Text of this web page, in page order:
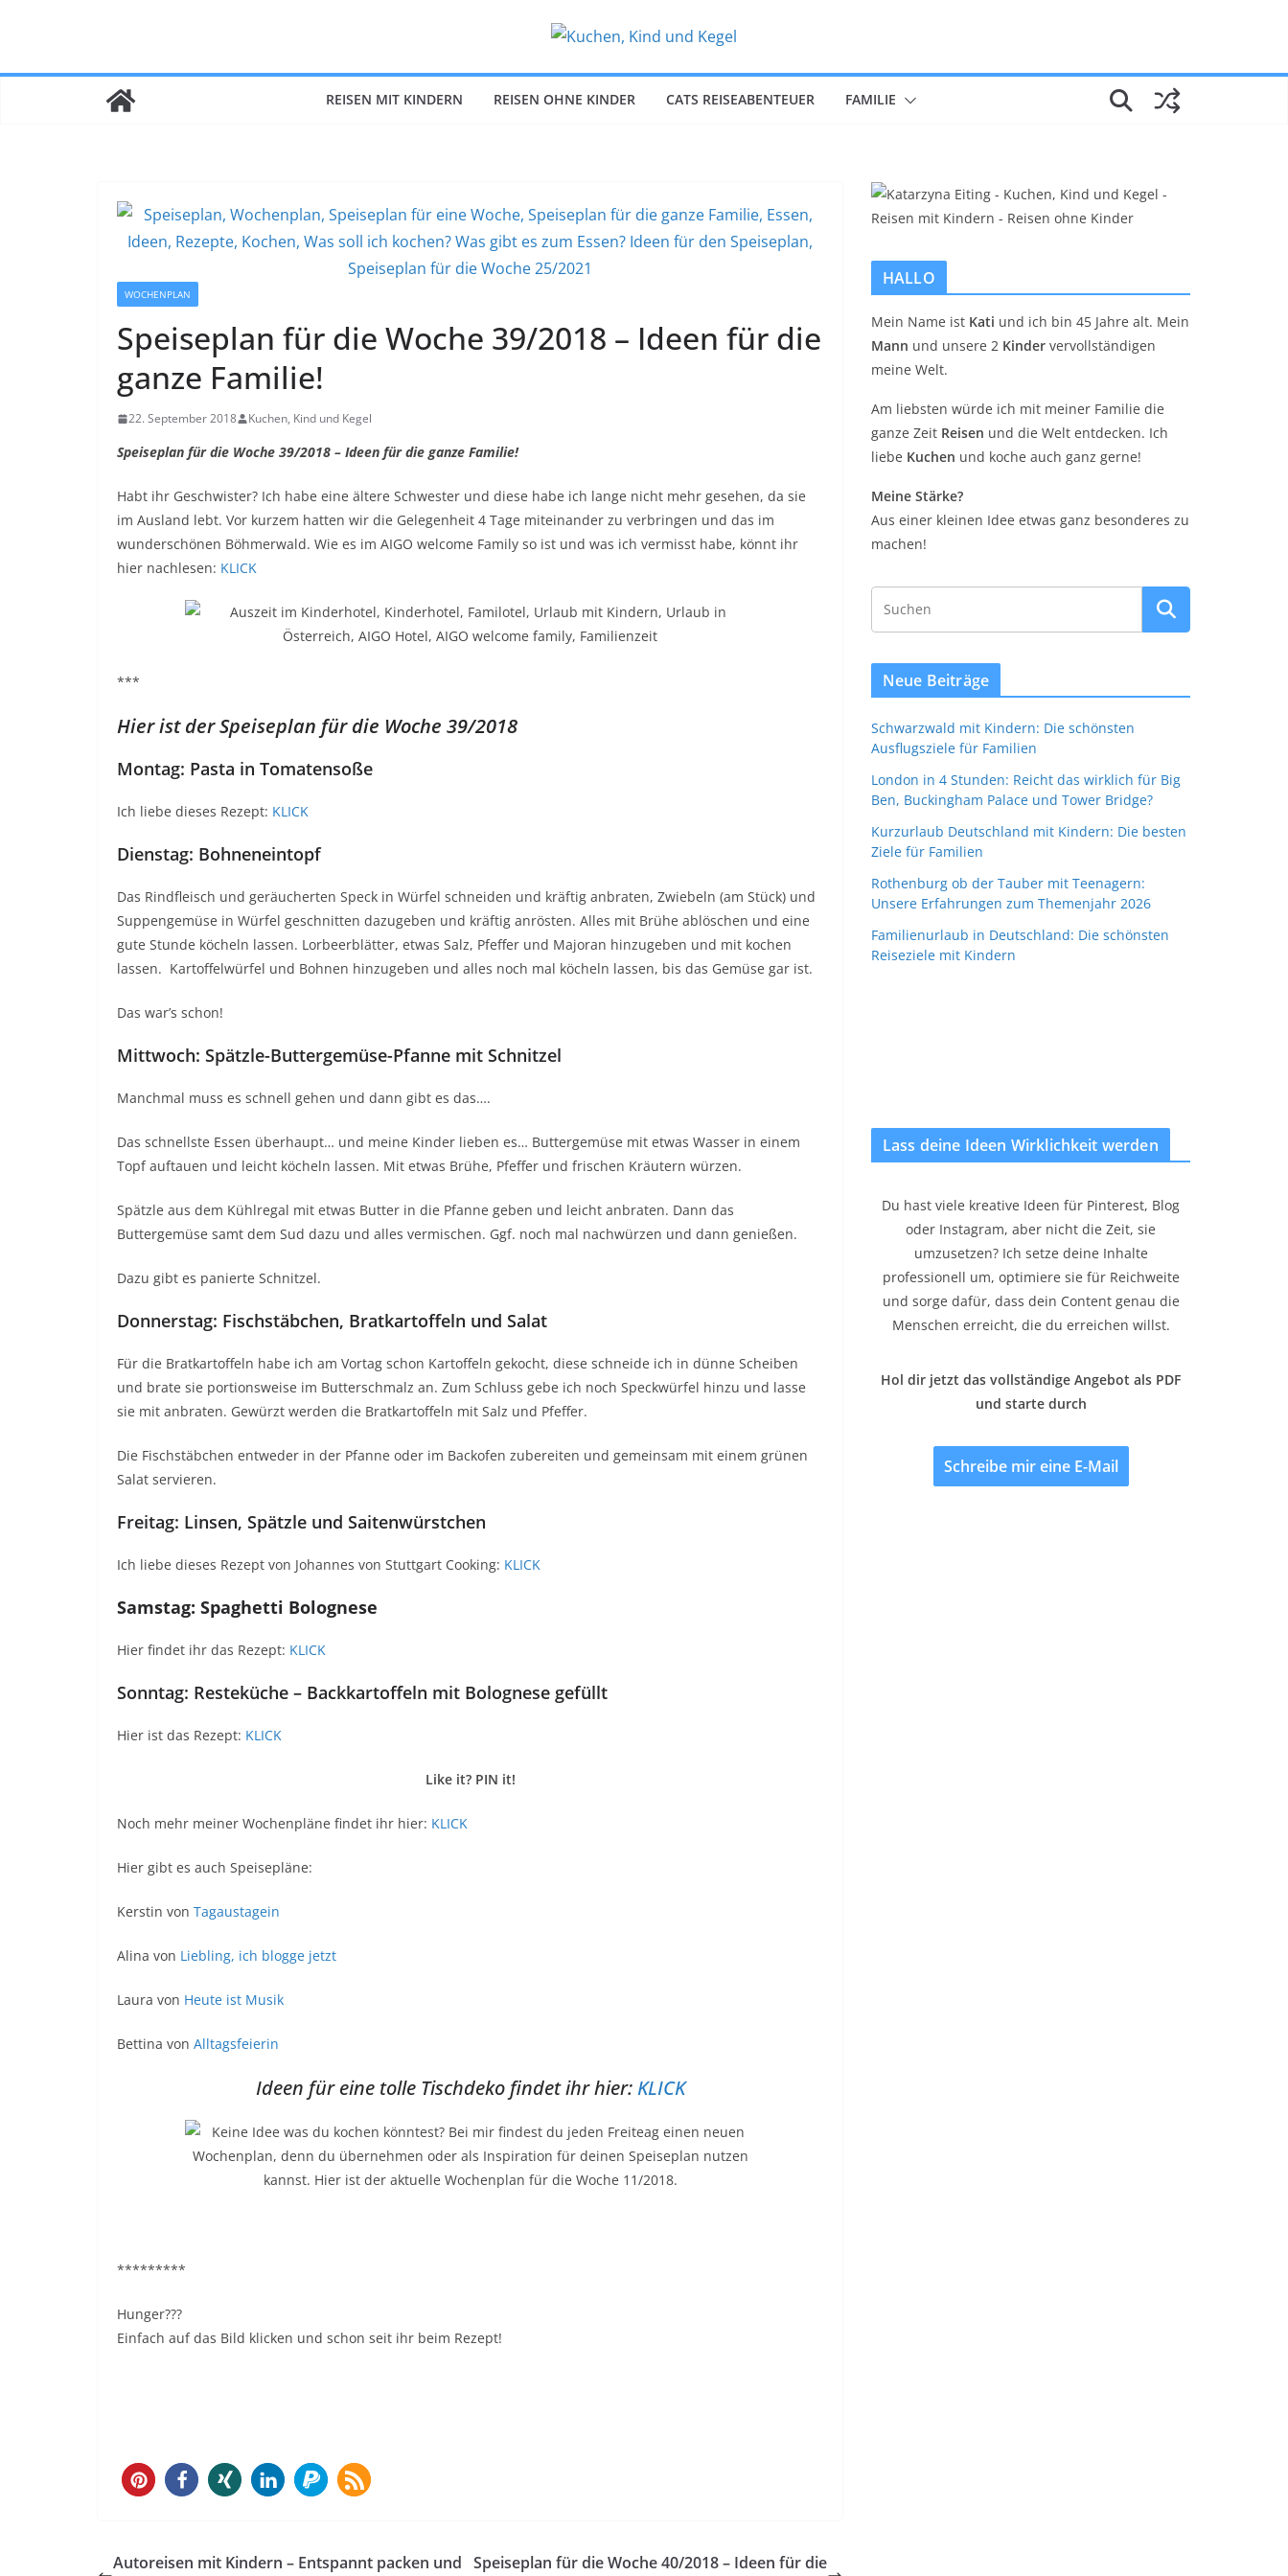
REISEN MIT KINDERN REISEN OHNE KINDER CATS REISEABENTEUER FAMILIE
WOCHENPLAN
Speiseplan für die Woche 39/2018 – Ideen für die
ganze Familie!
22. September 2018 Kuchen, Kind und Kegel
Speiseplan für die Woche 39/2018 – Ideen für die ganze Familie!
Habt ihr Geschwister? Ich habe eine ältere Schwester und diese habe ich lange nicht mehr gesehen, da sie
im Ausland lebt. Vor kurzem hatten wir die Gelegenheit 4 Tage miteinander zu verbringen und das im
wunderschönen Böhmerwald. Wie es im AIGO welcome Family so ist und was ich vermisst habe, könnt ihr
hier nachlesen: KLICK
***
Hier ist derSpeiseplan für die Woche 39/2018
Montag: Pasta in Tomatensoße
Ich liebe dieses Rezept: KLICK
Dienstag: Bohneneintopf
Das Rindfleisch und geräucherten Speck in Würfel schneiden und kräftig anbraten, Zwiebeln (am Stück) und
Suppengemüse in Würfel geschnitten dazugeben und kräftig anrösten. Alles mit Brühe ablöschen und eine
gute Stunde köcheln lassen. Lorbeerblätter, etwas Salz, Pfeffer und Majoran hinzugeben und mit kochen
lassen. Kartoffelwürfel und Bohnen hinzugeben und alles noch mal köcheln lassen, bis das Gemüse gar ist.
Das war’s schon!
Mittwoch: Spätzle-Buttergemüse-Pfanne mit Schnitzel
Manchmal muss es schnell gehen und dann gibt es das….
Das schnellste Essen überhaupt… und meine Kinder lieben es… Buttergemüse mit etwas Wasser in einem
Topf auftauen und leicht köcheln lassen. Mit etwas Brühe, Pfeffer und frischen Kräutern würzen.
Spätzle aus dem Kühlregal mit etwas Butter in die Pfanne geben und leicht anbraten. Dann das
Buttergemüse samt dem Sud dazu und alles vermischen. Ggf. noch mal nachwürzen und dann genießen.
Dazu gibt es panierte Schnitzel.
Donnerstag: Fischstäbchen, Bratkartoffeln und Salat
Für die Bratkartoffeln habe ich am Vortag schon Kartoffeln gekocht, diese schneide ich in dünne Scheiben
und brate sie portionsweise im Butterschmalz an. Zum Schluss gebe ich noch Speckwürfel hinzu und lasse
sie mit anbraten. Gewürzt werden die Bratkartoffeln mit Salz und Pfeffer.
Die Fischstäbchen entweder in der Pfanne oder im Backofen zubereiten und gemeinsam mit einem grünen
Salat servieren.
Freitag: Linsen, Spätzle und Saitenwürstchen
Ich liebe dieses Rezept von Johannes von Stuttgart Cooking: KLICK
Samstag: Spaghetti Bolognese
Hier findet ihr das Rezept: KLICK
Sonntag: Resteküche – Backkartoffeln mit Bolognese gefüllt
Hier ist das Rezept: KLICK
Like it? PIN it!
Noch mehr meiner Wochenpläne findet ihr hier: KLICK
Hier gibt es auch Speisepläne:
Kerstin von Tagaustagein
Alina von Liebling, ich blogge jetzt
Laura von Heute ist Musik
Bettina von Alltagsfeierin
Ideen für eine tolle Tischdeko findet ihr hier:KLICK
*********
Hunger???
Einfach auf das Bild klicken und schon seit ihr beim Rezept!
105
Autoreisen mit Kindern – Entspannt packen und Speiseplan für die Woche 40/2018 – Ideen für die
HALLO
Mein Name ist Kati und ich bin 45 Jahre alt. Mein
Mann und unsere 2 Kinder vervollständigen
meine Welt.
Am liebsten würde ich mit meiner Familie die
ganze Zeit Reisen und die Welt entdecken. Ich
liebe Kuchen und koche auch ganz gerne!
Meine Stärke?
Aus einer kleinen Idee etwas ganz besonderes zu
machen!
Neue Beiträge
Schwarzwald mit Kindern: Die schönsten
Ausflugsziele für Familien
London in 4 Stunden: Reicht das wirklich für Big
Ben, Buckingham Palace und Tower Bridge?
Kurzurlaub Deutschland mit Kindern: Die besten
Ziele für Familien
Rothenburg ob der Tauber mit Teenagern:
Unsere Erfahrungen zum Themenjahr 2026
Familienurlaub in Deutschland: Die schönsten
Reiseziele mit Kindern
Lass deine Ideen Wirklichkeit werden
Du hast viele kreative Ideen für Pinterest, Blog
oder Instagram, aber nicht die Zeit, sie
umzusetzen? Ich setze deine Inhalte
professionell um, optimiere sie für Reichweite
und sorge dafür, dass dein Content genau die
Menschen erreicht, die du erreichen willst.
Hol dir jetzt das vollständige Angebot als PDF
und starte durch
Schreibe mir eine E-Mail